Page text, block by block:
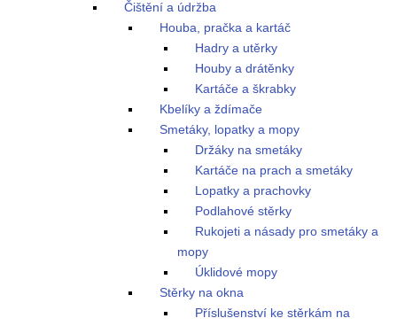
Čištění a údržba
Houba, pračka a kartáč
Hadry a utěrky
Houby a drátěnky
Kartáče a škrabky
Kbelíky a ždímače
Smetáky, lopatky a mopy
Držáky na smetáky
Kartáče na prach a smetáky
Lopatky a prachovky
Podlahové stěrky
Rukojeti a násady pro smetáky a
mopy
Úklidové mopy
Stěrky na okna
Příslušenství ke stěrkám na